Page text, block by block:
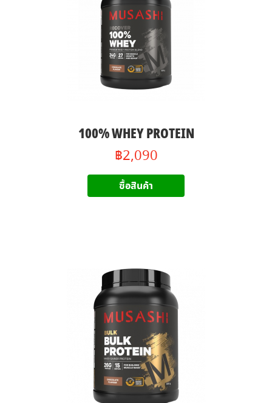
100% WHEY PROTEIN
฿2,090
ซื้อสินค้า